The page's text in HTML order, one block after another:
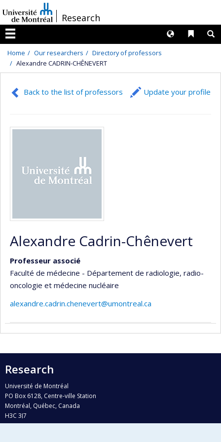
au
contenu
/Research
Menu
Liens
Langues
Home Our researchers
Directory of professors
Alexandre CADRIN-CHÊNEVERT
Back to the list of professors Update your profile
Alexandre Cadrin-Chênevert
Professeur associé
Faculté de médecine - Département de radiologie, radio-
oncologie et médecine nucléaire
alexandre.cadrin.chenevert@umontreal.ca
Research
Université de Montréal
PO Box 6128, Centre-ville Station
Montréal, Québec, Canada
H3C 3J7